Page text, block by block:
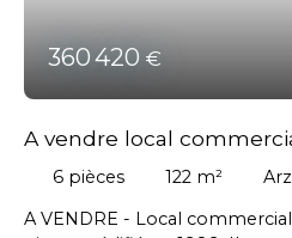
360 420 €
A vendre local
(56)
6 pièces 122 m²
A VENDRE - Local